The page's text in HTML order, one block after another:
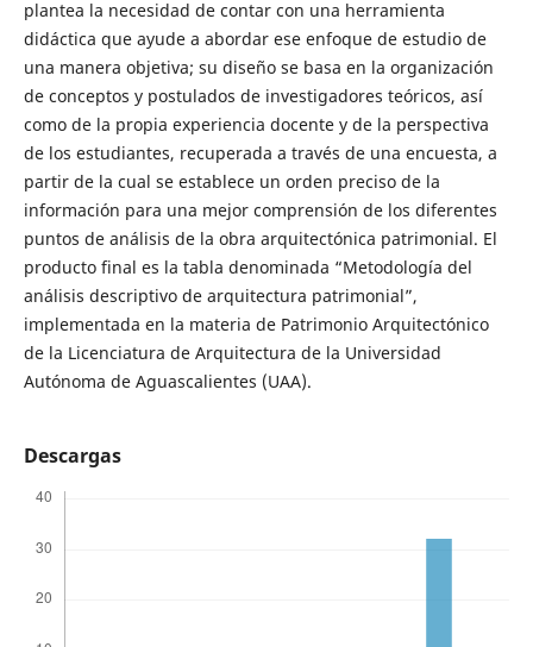
plantea la necesidad de contar con una herramienta
didáctica que ayude a abordar ese enfoque de estudio de
una manera objetiva; su diseño se basa en la organización
de conceptos y postulados de investigadores teóricos, así
como de la propia experiencia docente y de la perspectiva
de los estudiantes, recuperada a través de una encuesta, a
partir de la cual se establece un orden preciso de la
información para una mejor comprensión de los diferentes
puntos de análisis de la obra arquitectónica patrimonial. El
producto final es la tabla denominada “Metodología del
análisis descriptivo de arquitectura patrimonial”,
implementada en la materia de Patrimonio Arquitectónico
de la Licenciatura de Arquitectura de la Universidad
Autónoma de Aguascalientes (UAA).
Descargas